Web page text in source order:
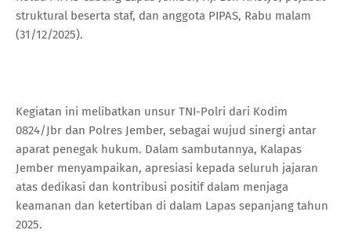
struktural beserta staf, dan anggota PIPAS, Rabu malam
(31/12/2025).
Kegiatan ini melibatkan unsur TNI-Polri dari Kodim
0824/Jbr dan Polres Jember, sebagai wujud sinergi antar
aparat penegak hukum. Dalam sambutannya, Kalapas
Jember menyampaikan, apresiasi kepada seluruh jajaran
atas dedikasi dan kontribusi positif dalam menjaga
keamanan dan ketertiban di dalam Lapas sepanjang tahun
2025.